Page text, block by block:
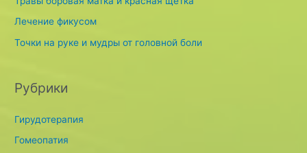
Лечение фикусом
Точки на руке и мудры от головной боли
Рубрики
Гирудотерапия
Гомеопатия